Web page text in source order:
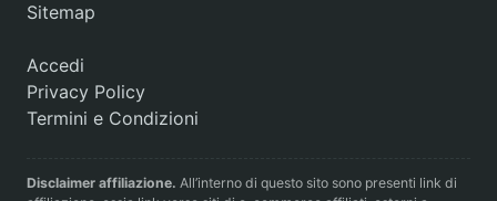
Sitemap
Accedi
Privacy Policy
Termini e Condizioni